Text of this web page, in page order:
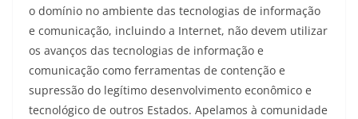
o domínio no ambiente das tecnologias de informação
e comunicação, incluindo a Internet, não devem utilizar
os avanços das tecnologias de informação e
comunicação como ferramentas de contenção e
supressão do legítimo desenvolvimento econômico e
tecnológico de outros Estados. Apelamos à comunidade